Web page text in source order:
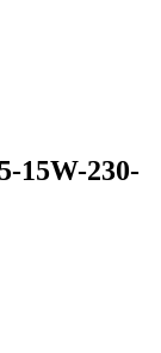
15W-230-